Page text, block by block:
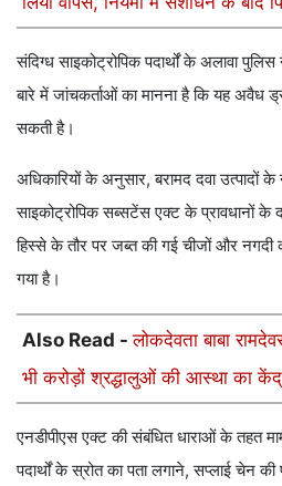
संदिग्ध साइकोट्रोपिक पदार्थों के अलावा
बारे में जांचकर्ताओं का मानना ​​है कि यह अवैध
सकती है।
अधिकारियों के अनुसार, बरामद दवा उत्पादों
साइकोट्रोपिक सब्सटेंस एक्ट के प्रावधानों
हिस्से के तौर पर जब्त की गई चीजों और नगदी
गया है।
Also Read -लोकदेवता बाबा
भी करोड़ों श्रद्धालुओं की आस्था का
एनडीपीएस एक्ट की संबंधित धाराओं के तहत
पदार्थों के स्रोत का पता लगाने, सप्लाई चेन